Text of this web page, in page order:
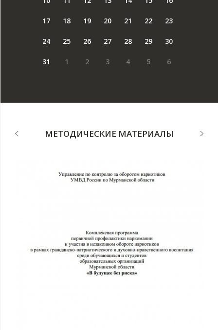
17 18 19 20 21 22 23
24 25 26 27 28 29 30
31 1 2 3 4 5 6
МЕТОДИЧЕСКИЕ МАТЕРИАЛЫ